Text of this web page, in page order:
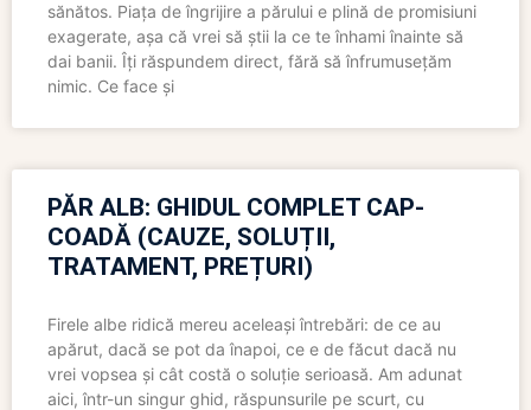
sănătos. Piața de îngrijire a părului e plină de promisiuni
exagerate, așa că vrei să știi la ce te înhami înainte să
dai banii. Îți răspundem direct, fără să înfrumusețăm
nimic. Ce face și
PĂR ALB: GHIDUL COMPLET CAP-
COADĂ (CAUZE, SOLUȚII,
TRATAMENT, PREȚURI)
Firele albe ridică mereu aceleași întrebări: de ce au
apărut, dacă se pot da înapoi, ce e de făcut dacă nu
vrei vopsea și cât costă o soluție serioasă. Am adunat
aici, într-un singur ghid, răspunsurile pe scurt, cu